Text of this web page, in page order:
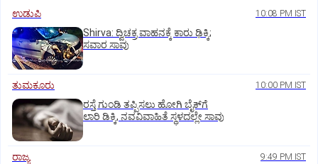
ಉಡುಪಿ 10:08 PM IST
Shirva: ದ್ವಿಚಕ್ರ ವಾಹನಕ್ಕೆ ಕಾರು ಢಿಕ್ಕಿ;
ಸವಾರ ಸಾವು
ತುಮಕೂರು 10:00 PM IST
ರಸ್ತೆ ಗುಂಡಿ ತಪ್ಪಿಸಲು ಹೋಗಿ ಬೈಕ್‌ಗೆ
ಲಾರಿ ಡಿಕ್ಕಿ, ನವವಿವಾಹಿತೆ ಸ್ಥಳದಲ್ಲೇ ಸಾವು
ರಾಜ್ಯ 9:49 PM IST